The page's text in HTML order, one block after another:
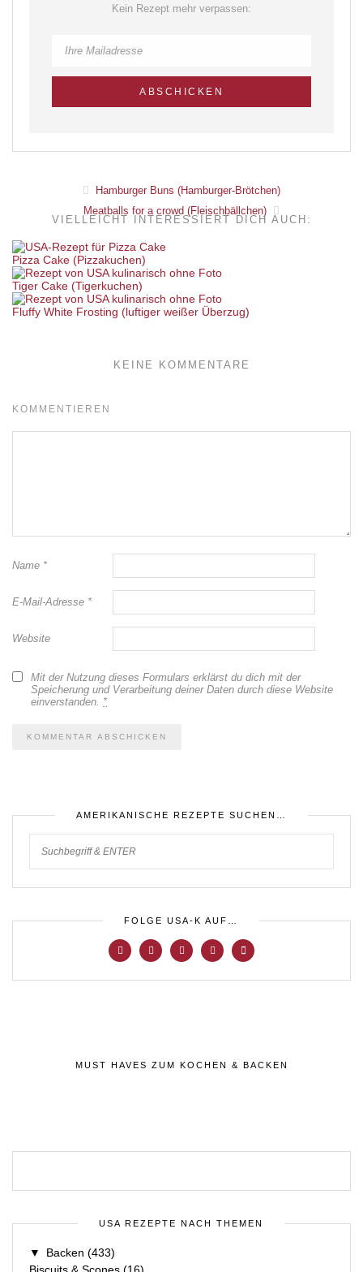
Kein Rezept mehr verpassen:
Hamburger Buns (Hamburger-Brötchen)
Meatballs for a crowd (Fleischbällchen)
VIELLEICHT INTERESSIERT DICH AUCH:
Pizza Cake (Pizzakuchen)
Tiger Cake (Tigerkuchen)
Fluffy White Frosting (luftiger weißer Überzug)
KEINE KOMMENTARE
KOMMENTIEREN
Name *
E-Mail-Adresse *
Website
Mit der Nutzung dieses Formulars erklärst du dich mit der
Speicherung und Verarbeitung deiner Daten durch diese Website
einverstanden. *
AMERIKANISCHE REZEPTE SUCHEN…
FOLGE USA-K AUF…
MUST HAVES ZUM KOCHEN & BACKEN
USA REZEPTE NACH THEMEN
▼ Backen (433)